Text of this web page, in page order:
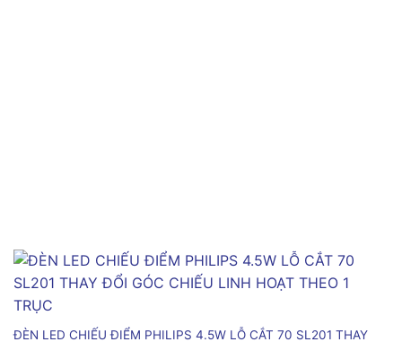
ĐÈN LED CHIẾU ĐIỂM PHILIPS 4.5W LỖ CẮT 70 SL201 THAY